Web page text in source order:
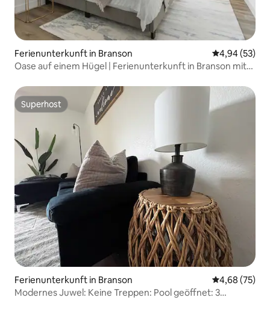
Ferienunterkunft in Branson
4,94 (53)
Oase auf einem Hügel | Ferienunterkunft in Branson mit
Superhost
Superhost
Ferienunterkunft in Branson
4,68 (75)
Modernes Juwel: Keine Treppen: Pool geöffnet: 3